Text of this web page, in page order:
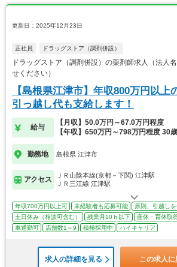
更新日：2025年12月23日
正社員 ドラッグストア（調剤併設）
ドラッグストア（調剤併設）の薬剤師求人（法
せください）
【島根県江津市】年収800万円以上
引っ越し代も支給します！
給与
【月収】50.0万円～67.0万円程度
【年収】650万円～798万円程度 30
勤務地 島根県 江津市
アクセス
ＪＲ山陰本線(京都－下関) 江津駅
ＪＲ三江線 江津駅
年収700万円以上可 未経験者も応募可能
原則、引越しを
土日休み（相談可含む）
残業月10ｈ以下 産休・育休取
車通勤可
店舗数1～9 積極採用中 ハイキャリア
求人の詳細を見る この求人